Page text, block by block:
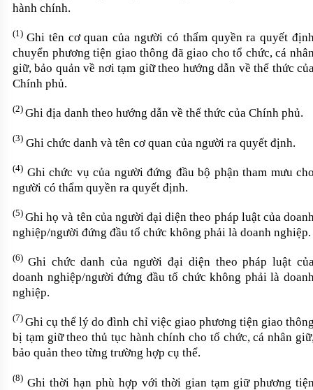
hành chính.
(1) Ghi tên cơ quan của người có thẩm quyền ra quyết
chuyển phương tiện giao thông đãgiao cho tổ chức,cá
giữ, bảo quảnvề nơi tạm giữtheo hướng dẫn về thể thức
Chính phủ.
(2) Ghi địa danh theo hướng dẫn về thể thức của Chính phủ.
(3) Ghi chức danh và tên cơ quan của người ra quyết định.
(4) Ghi chức vụ của người đứng đầu bộ phận tham mưu
người có thẩm quyền ra quyết định.
(5) Ghi họ và tên của người đại diện theo pháp luật của
nghiệp/người đứng đầu tổ chức không phải là doanh nghiệp.
(6) Ghi chức danh của người đại diện theo pháp luật
doanh nghiệp/người đứng đầu tổ chức không phải là
nghiệp.
(7) Ghi cụ thể lý do đình chỉ việc giao phương tiện giao
bị tạm giữ theo thủ tục hành chính cho tổ chức,cá nhân
bảo quản theo từng trường hợp cụ thể.
(8) Ghi thời hạn phù hợp với thời gian tạm giữ phương